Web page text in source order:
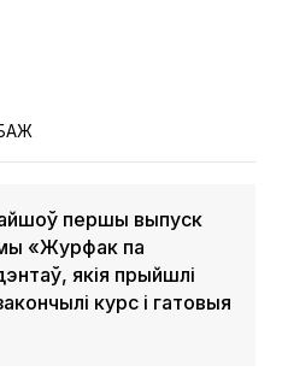
першы выпуск
«Журфак па
якія прыйшлі
курс і гатовыя